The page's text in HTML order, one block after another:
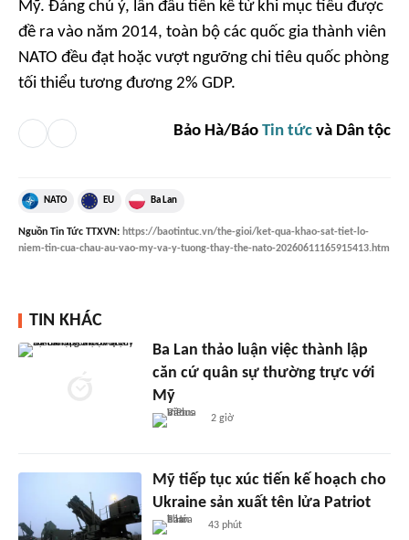
Mỹ. Đáng chú ý, lần đầu tiên kể từ khi mục tiêu được
đề ra vào năm 2014, toàn bộ các quốc gia thành viên
NATO đều đạt hoặc vượt ngưỡng chi tiêu quốc phòng
tối thiểu tương đương 2% GDP.
Bảo Hà/Báo Tin tức và Dân tộc
NATO EU Ba Lan
Nguồn Tin Tức TTXVN: https://baotintuc.vn/the-gioi/ket-qua-khao-sat-tiet-lo-
niem-tin-cua-chau-au-vao-my-va-y-tuong-thay-the-nato-20260611165915413.htm
TIN KHÁC
Ba Lan thảo luận việc thành lập
căn cứ quân sự thường trực với
Mỹ
2 giờ
Mỹ tiếp tục xúc tiến kế hoạch cho
Ukraine sản xuất tên lửa Patriot
43 phút